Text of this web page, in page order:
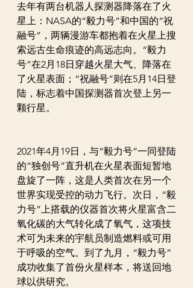
去年有两台机器人探测器降落在了火
星上：NASA的“毅力号”和中国的“祝
融号”，两辆漫游车都抱着在火星上搜
索远古生命痕迹的高远志向。“毅力
号”在2月18日穿越火星大气、降落在
了火星表面；“祝融号”则在5月14日登
陆，标志着中国探测器首次登上另一
颗行星。
2021年4月19日，与“毅力号”一同登陆
的“独创号”直升机在火星表面短暂地
盘旋了一阵，这是人类首次在另一个
世界实现受控的动力飞行。次日，“毅
力号”上搭载的仪器首次将火星富含二
氧化碳的大气转化成了氧气，这项技
术可为未来的宇航员制造燃料或可用
于呼吸的空气。到了九月，“毅力号”
成功收集了首份火星样本，将送回地
球以供研究。